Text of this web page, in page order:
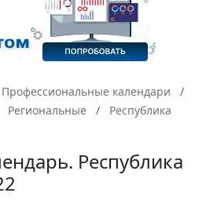
Профессиональные календари
Региональные
Республика
Республика